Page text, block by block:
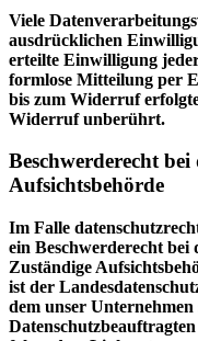
Viele
ausdrücklichen
erteilte Einwilligung
formlose Mitteilung per
bis zum Widerruf
Widerruf unberührt.
Beschwerderecht
Aufsichtsbehörde
Im Falle
ein Beschwerderecht bei
Zuständige
ist der
dem unser